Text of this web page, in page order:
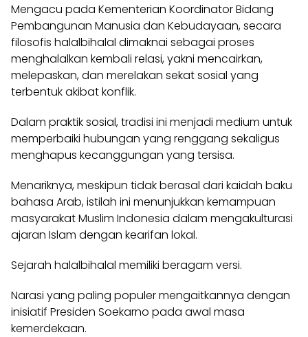
Mengacu pada Kementerian Koordinator Bidang
Pembangunan Manusia dan Kebudayaan, secara
filosofis halalbihalal dimaknai sebagai proses
menghalalkan kembali relasi, yakni mencairkan,
melepaskan, dan merelakan sekat sosial yang
terbentuk akibat konflik.
Dalam praktik sosial, tradisi ini menjadi medium untuk
memperbaiki hubungan yang renggang sekaligus
menghapus kecanggungan yang tersisa.
Menariknya, meskipun tidak berasal dari kaidah baku
bahasa Arab, istilah ini menunjukkan kemampuan
masyarakat Muslim Indonesia dalam mengakulturasi
ajaran Islam dengan kearifan lokal.
Sejarah halalbihalal memiliki beragam versi.
Narasi yang paling populer mengaitkannya dengan
inisiatif Presiden Soekarno pada awal masa
kemerdekaan.